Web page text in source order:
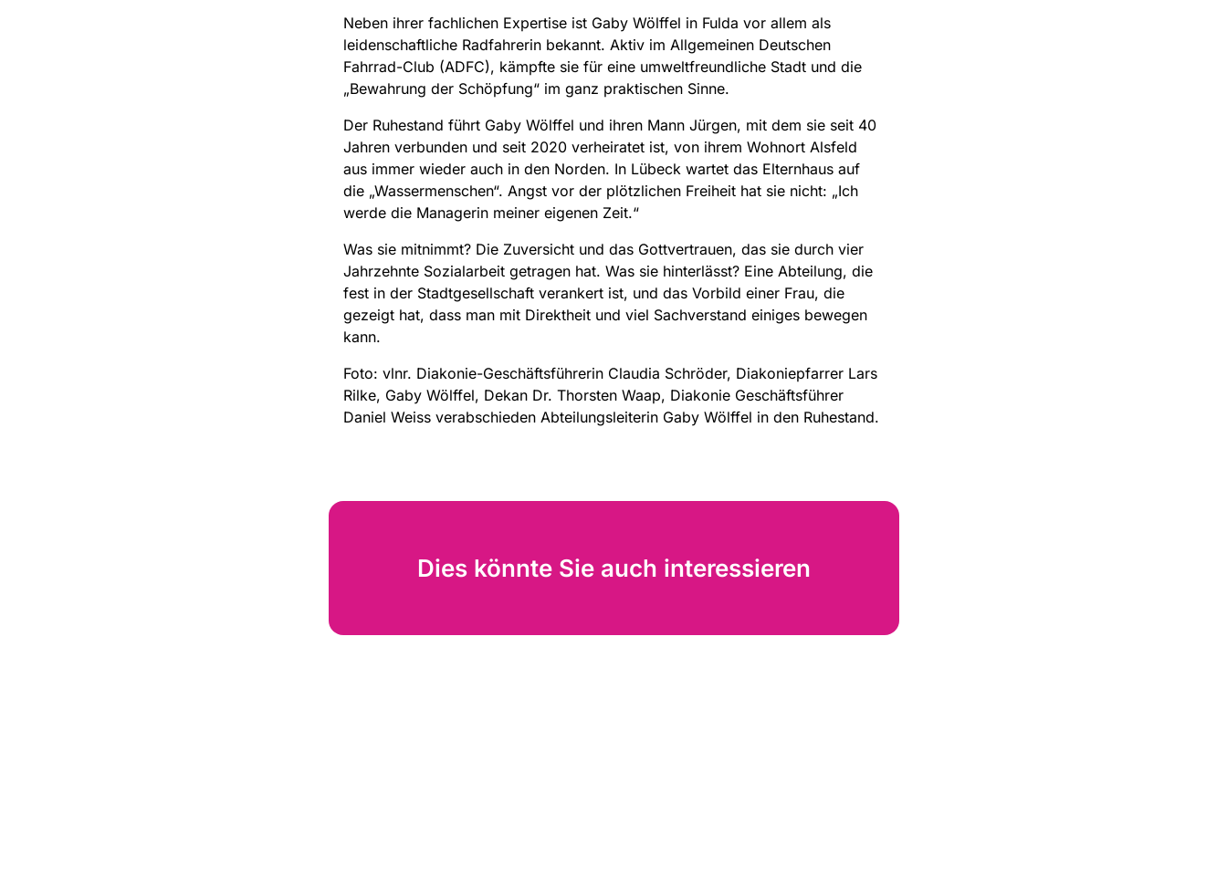
Neben ihrer fachlichen Expertise ist Gaby Wölffel in Fulda vor allem als
leidenschaftliche Radfahrerin bekannt. Aktiv im Allgemeinen Deutschen
Fahrrad-Club (ADFC), kämpfte sie für eine umweltfreundliche Stadt und die
„Bewahrung der Schöpfung“ im ganz praktischen Sinne.
Der Ruhestand führt Gaby Wölffel und ihren Mann Jürgen, mit dem sie seit 40
Jahren verbunden und seit 2020 verheiratet ist, von ihrem Wohnort Alsfeld
aus immer wieder auch in den Norden. In Lübeck wartet das Elternhaus auf
die „Wassermenschen“. Angst vor der plötzlichen Freiheit hat sie nicht: „Ich
werde die Managerin meiner eigenen Zeit.“
Was sie mitnimmt? Die Zuversicht und das Gottvertrauen, das sie durch vier
Jahrzehnte Sozialarbeit getragen hat. Was sie hinterlässt? Eine Abteilung, die
fest in der Stadtgesellschaft verankert ist, und das Vorbild einer Frau, die
gezeigt hat, dass man mit Direktheit und viel Sachverstand einiges bewegen
kann.
Foto: vlnr. Diakonie-Geschäftsführerin Claudia Schröder, Diakoniepfarrer Lars
Rilke, Gaby Wölffel, Dekan Dr. Thorsten Waap, Diakonie Geschäftsführer
Daniel Weiss verabschieden Abteilungsleiterin Gaby Wölffel in den Ruhestand.
Dies könnte Sie auch interessieren